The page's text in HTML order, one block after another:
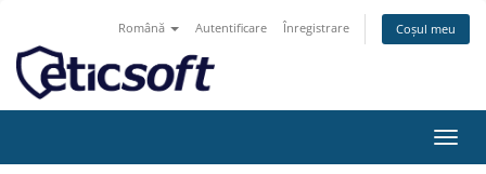
Română Autentificare Înregistrare Coșul meu